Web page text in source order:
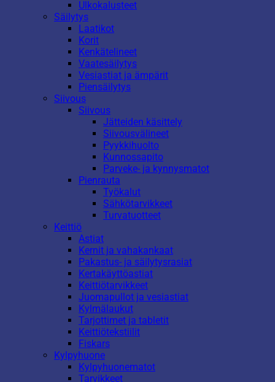
Ulkokalusteet
Säilytys
Laatikot
Korit
Kenkätelineet
Vaatesäilytys
Vesiastiat ja ämpärit
Piensäilytys
Siivous
Siivous
Jätteiden käsittely
Siivousvälineet
Pyykkihuolto
Kunnossapito
Parveke- ja kynnysmatot
Pienrauta
Työkalut
Sähkötarvikkeet
Turvatuotteet
Keittiö
Astiat
Kernit ja vahakankaat
Pakastus- ja säilytysrasiat
Kertakäyttöastiat
Keittiötarvikkeet
Juomapullot ja vesiastiat
Kylmälaukut
Tarjottimet ja tabletit
Keittiötekstiilit
Fiskars
Kylpyhuone
Kylpyhuonematot
Tarvikkeet